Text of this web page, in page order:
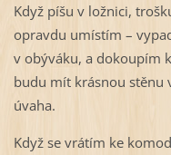
Když píšu v ložnici,
opravdu umístím –
v obýváku, a dokoupím
budu mít krásnou stěnu
úvaha.
Když se vrátím ke